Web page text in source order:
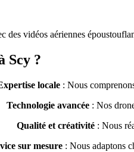
des vidéos aériennes
Scy ?
locale: Nous
Technologie avancée : Nos
Qualité et créativité: Nous
sur mesure : Nous adaptons